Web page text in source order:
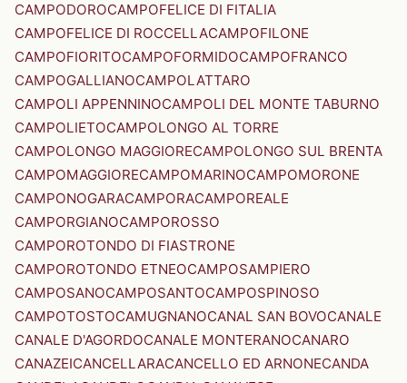
CAMPODOROCAMPOFELICE DI FITALIA
CAMPOFELICE DI ROCCELLACAMPOFILONE
CAMPOFIORITOCAMPOFORMIDOCAMPOFRANCO
CAMPOGALLIANOCAMPOLATTARO
CAMPOLI APPENNINOCAMPOLI DEL MONTE TABURNO
CAMPOLIETOCAMPOLONGO AL TORRE
CAMPOLONGO MAGGIORECAMPOLONGO SUL BRENTA
CAMPOMAGGIORECAMPOMARINOCAMPOMORONE
CAMPONOGARACAMPORACAMPOREALE
CAMPORGIANOCAMPOROSSO
CAMPOROTONDO DI FIASTRONE
CAMPOROTONDO ETNEOCAMPOSAMPIERO
CAMPOSANOCAMPOSANTOCAMPOSPINOSO
CAMPOTOSTOCAMUGNANOCANAL SAN BOVOCANALE
CANALE D'AGORDOCANALE MONTERANOCANARO
CANAZEICANCELLARACANCELLO ED ARNONECANDA